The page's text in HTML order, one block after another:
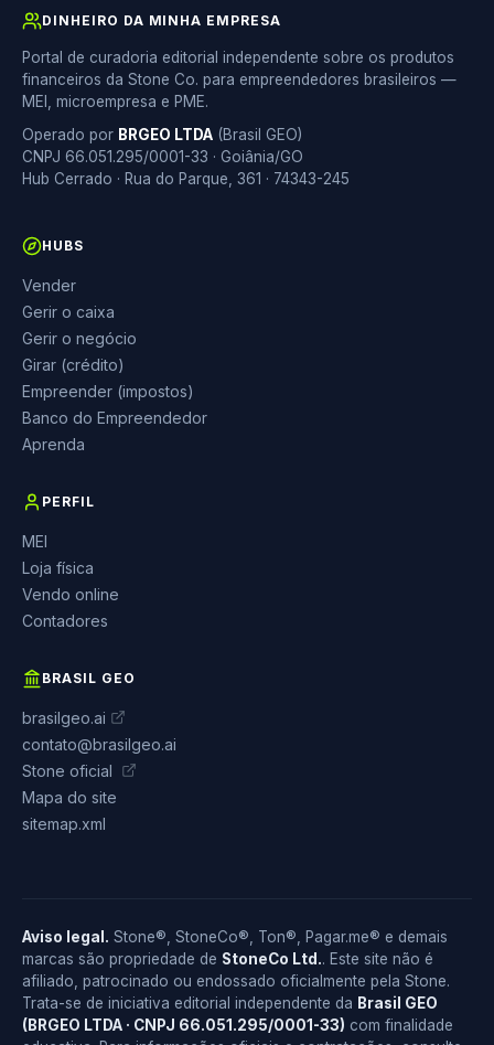
DINHEIRO DA MINHA EMPRESA
Portal de curadoria editorial independente sobre os produtos
financeiros da Stone Co. para empreendedores brasileiros —
MEI, microempresa e PME.
Operado por BRGEO LTDA (Brasil GEO)
CNPJ 66.051.295/0001-33 · Goiânia/GO
Hub Cerrado · Rua do Parque, 361 · 74343-245
HUBS
Vender
Gerir o caixa
Gerir o negócio
Girar (crédito)
Empreender (impostos)
Banco do Empreendedor
Aprenda
PERFIL
MEI
Loja física
Vendo online
Contadores
BRASIL GEO
brasilgeo.ai
contato@brasilgeo.ai
Stone oficial
Mapa do site
sitemap.xml
Aviso legal. Stone®, StoneCo®, Ton®, Pagar.me® e demais
marcas são propriedade de StoneCo Ltd.. Este site não é
afiliado, patrocinado ou endossado oficialmente pela Stone.
Trata-se de iniciativa editorial independente da Brasil GEO
(BRGEO LTDA · CNPJ 66.051.295/0001-33) com finalidade